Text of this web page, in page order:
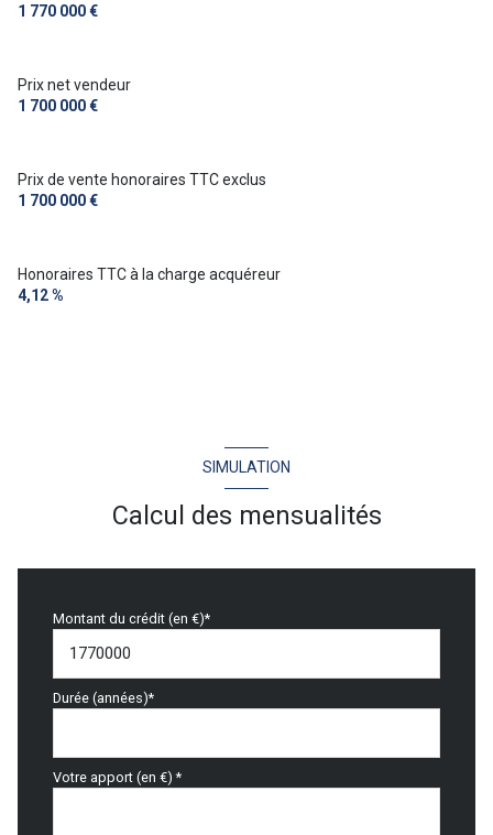
1 770 000 €
Prix net vendeur
1 700 000 €
Prix de vente honoraires TTC exclus
1 700 000 €
Honoraires TTC à la charge acquéreur
4,12 %
SIMULATION
Calcul des mensualités
Montant du crédit (en €)*
Durée (années)*
Votre apport (en €) *